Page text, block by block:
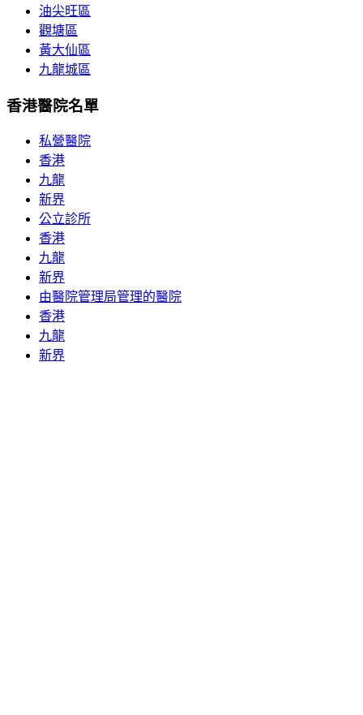
油尖旺區
觀塘區
黃大仙區
九龍城區
香港醫院名單
私營醫院
香港
九龍
新界
公立診所
香港
九龍
新界
由醫院管理局管理的醫院
香港
九龍
新界